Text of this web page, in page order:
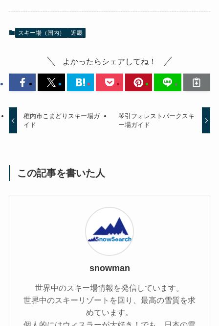
スキー場（国内） 近畿
よかったらシェアしてね！
稚内市こまどりスキー場ガ
イド
琴引フォレストパークスキ
ー場ガイド
この記事を書いた人
snowman
世界中のスキー場情報を発信しています。
世界中のスキーリゾートを回り、最高の雪質を求
めています。